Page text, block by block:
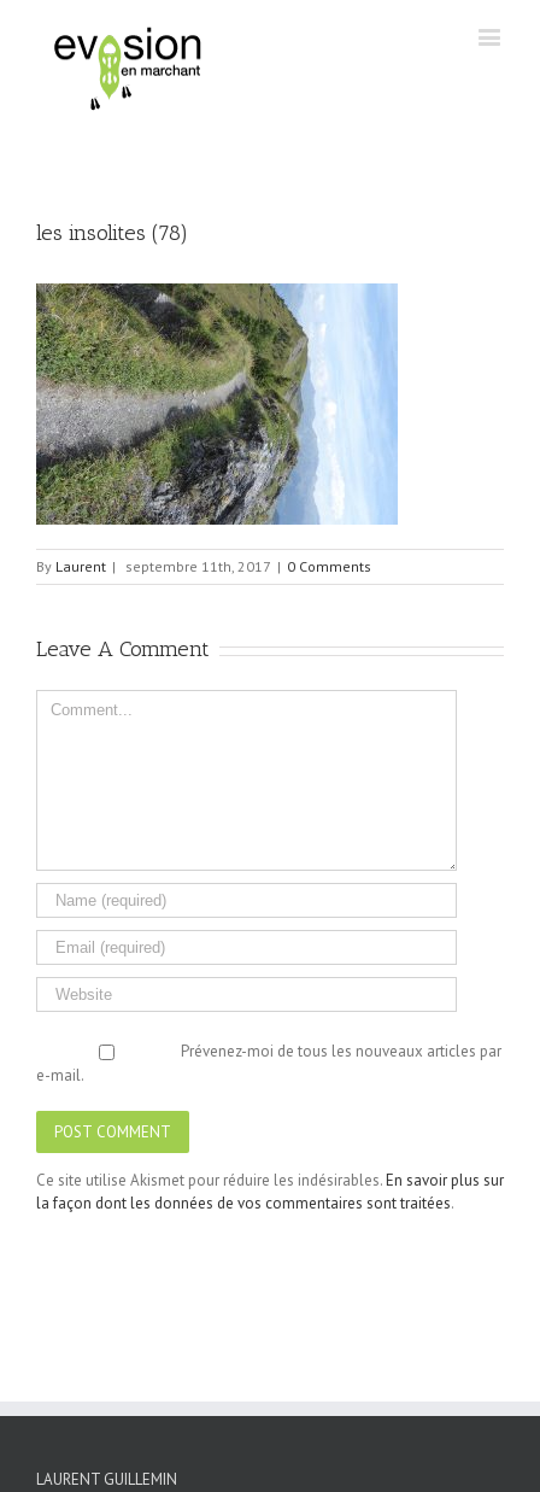
les insolites (78)
By Laurent | septembre 11th, 2017 | 0 Comments
Leave A Comment
Comment
Prévenez-moi de tous les nouveaux articles par
e-mail.
Ce site utilise Akismet pour réduire les indésirables.En savoir plus sur
la façon dont les données de vos commentaires sont traitées.
LAURENT GUILLEMIN